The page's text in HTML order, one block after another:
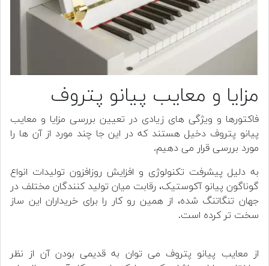
مزایا و معایب پیانو پتروف
فاکتورها و ویژگی های زیادی در تعیین بررسی مزایا و معایب
پیانو پتروف دخیل هستند که در این جا چند مورد از آن ها را
مورد بررسی قرار می دهیم.
به دلیل پیشرفت تکنولوژی و افزایش روزافزون تولیدات انواع
گوناگون پیانو آکوستیک، رقابت میان تولید کنندگان مختلف در
جهان تنگاتنگ شده، از همین رو کار را برای خریداران این ساز
سخت تر کرده است.
از معایب پیانو پتروف می توان به قدیمی بودن آن از نظر